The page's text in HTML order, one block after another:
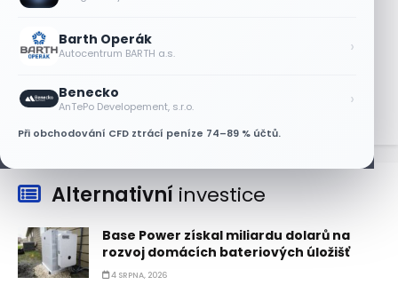
Barth Operák
Autocentrum BARTH a.s. ›
Benecko
AnTePo Developement, s.r.o. ›
Při obchodování CFD ztrácí peníze 74–89 % účtů.
Jalapeňová kauza tlačí akcie Chipotle
níž. Analytici ale zůstávají klidní
Alternativní investice
Base Power získal miliardu dolarů na
rozvoj domácích bateriových úložišť
4 SRPNA, 2026